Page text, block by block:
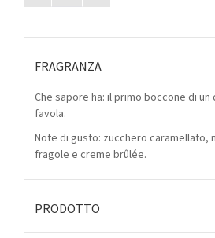
FRAGRANZA
Che sapore ha: il primo boccone di
favola.
Note di gusto: zucchero caramellato,
fragole e creme brûlée.
PRODOTTO